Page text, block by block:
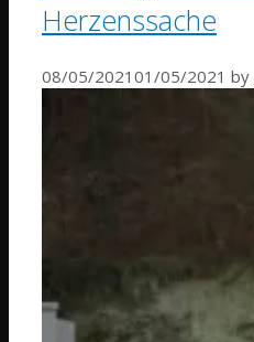
Herzenssache
08/05/2021 01/05/2021 by